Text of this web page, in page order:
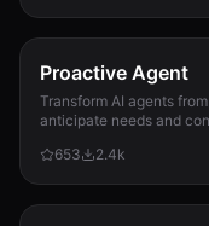
Proactive Agent
Transform AI agents
anticipate needs and
of the Hal Stack 🦞
653 2.4k